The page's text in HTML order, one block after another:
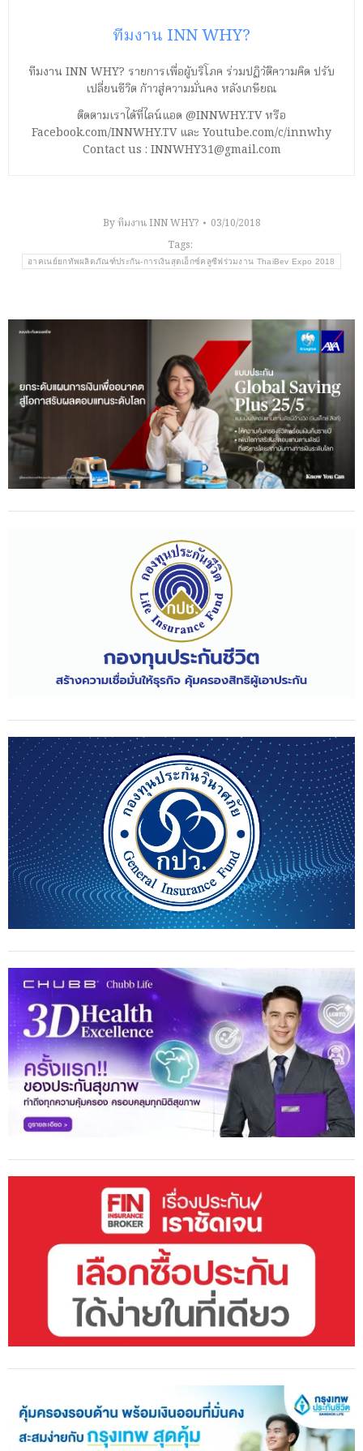
ทีมงาน INN WHY?
ทีมงาน INN WHY? รายการเพื่อผู้บริโภค ร่วมปฏิวัติความคิด ปรับ
เปลี่ยนชีวิต ก้าวสู่ความมั่นคง หลังเกษียณ
ติดตามเราได้ที่ไลน์แอด @INNWHY.TV หรือ
Facebook.com/INNWHY.TV และ Youtube.com/c/innwhy
Contact us : INNWHY31@gmail.com
Byทีมงาน INN WHY?
03/10/2018
Tags:
อาคเนย์ยกทัพผลิตภัณฑ์ประกัน-การเงินสุดเอ็กซ์คลูซีฟร่วมงาน ThaiBev Expo 2018